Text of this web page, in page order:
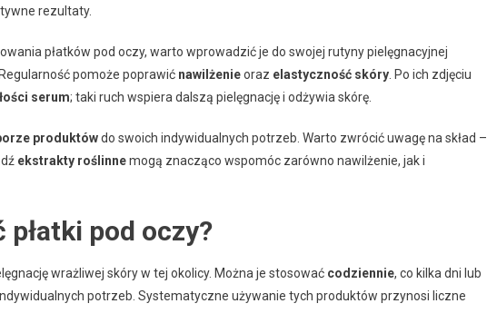
rezultaty.
płatków pod oczy, warto wprowadzić je do swojej rutyny pielęgnacyjnej
Regularność pomoże poprawić nawilżenieoraz elastyczność skóry . Po ich zdjęciu
serum; taki ruch wspiera dalszą pielęgnację i odżywia skórę.
produktówdo swoich indywidualnych potrzeb. Warto zwrócić uwagę na skład –
ekstrakty roślinnemogą znacząco wspomóc zarówno nawilżenie, jak i
pod oczy?
wrażliwej skóry w tej okolicy. Można je stosować codziennie, co kilka dni lub
potrzeb. Systematyczne używanie tych produktów przynosi liczne